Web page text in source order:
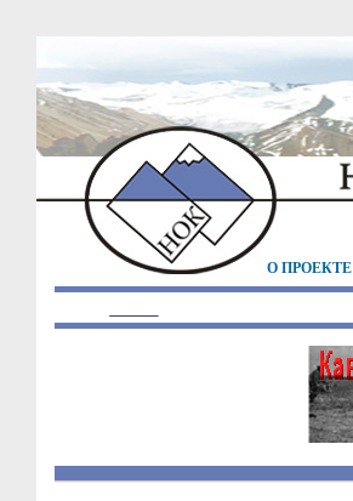
О ПРОЕКТЕ